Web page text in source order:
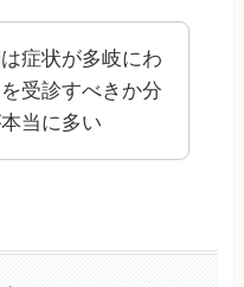
症状が多岐にわ
受診すべきか分
当に多い